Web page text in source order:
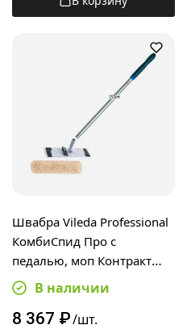
Швабра Vileda Professional
КомбиСпид Про с
педалью, моп Контракт
Премиум 50см,
алюминиевая ручка 150см
В наличии
8 367 ₽/шт.